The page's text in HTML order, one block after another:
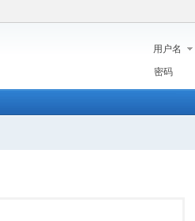
用户名
密码